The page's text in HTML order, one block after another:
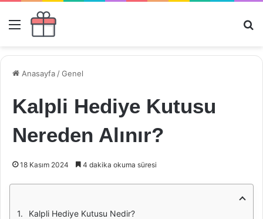
Menü
Anasayfa /Genel
Kalpli Hediye Kutusu
Nereden Alınır?
18 Kasım 2024 4 dakika okuma süresi
Kalpli Hediye Kutusu Nedir?